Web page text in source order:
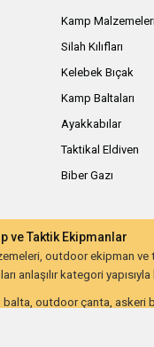
Kamp
Silah Kılıfları
Kelebek Bıçak
Kamp Baltaları
Ayakkabılar
Taktikal Eldiven
Biber Gazı
ve Taktik Ekipmanlar
outdoor ekipman ve
anlaşılır kategori
balta, outdoor çanta, askeri